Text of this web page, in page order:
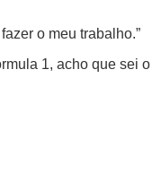
o meu trabalho.”
1, acho que sei o